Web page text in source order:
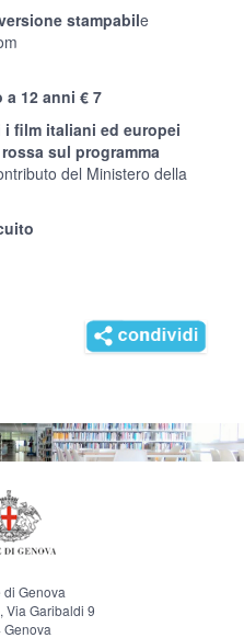
stampabile
12 anni € 7
film italiani ed europei
sul programma
del Ministero della
Genova
Via Garibaldi 9
Genova